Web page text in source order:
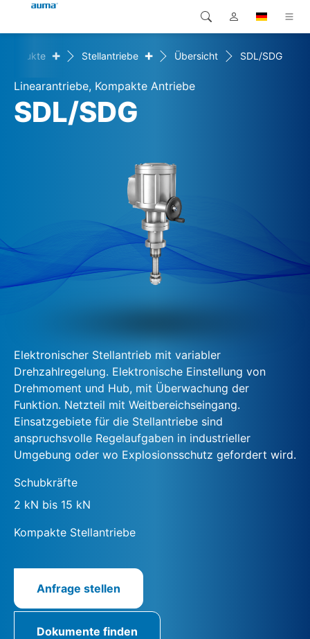
Produkte
Lösungen
Kontakt
Global
Europa
Nordamerika
Suche
Produkte + Stellantriebe + Übersicht SDL/SDG
Linearantriebe, Kompakte Antriebe
SDL/SDG
Elektronischer Stellantrieb mit variabler
Drehzahlregelung. Elektronische Einstellung von
Drehmoment und Hub, mit Überwachung der
Funktion. Netzteil mit Weitbereichseingang.
Einsatzgebiete für die Stellantriebe sind
anspruchsvolle Regelaufgaben in industrieller
Umgebung oder wo Explosionsschutz gefordert wird.
Schubkräfte
2 kN bis 15 kN
Kompakte Stellantriebe
Anfrage stellen
Dokumente finden